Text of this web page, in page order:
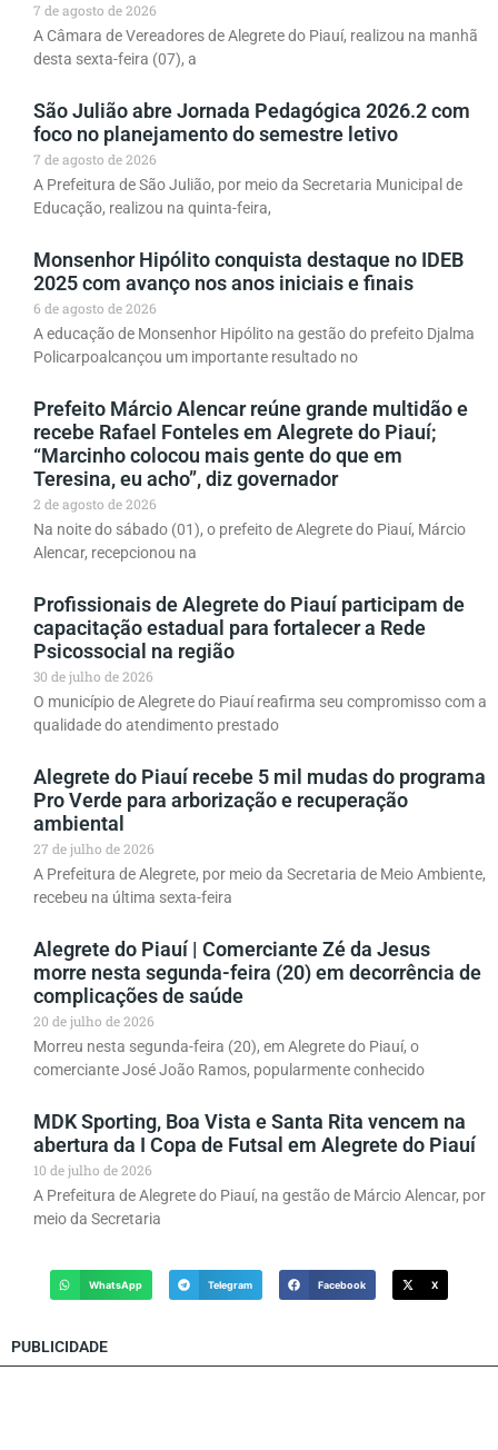
7 de agosto de 2026
A Câmara de Vereadores de Alegrete do Piauí, realizou na manhã
desta sexta-feira (07), a
São Julião abre Jornada Pedagógica 2026.2 com
foco no planejamento do semestre letivo
7 de agosto de 2026
A Prefeitura de São Julião, por meio da Secretaria Municipal de
Educação, realizou na quinta-feira,
Monsenhor Hipólito conquista destaque no IDEB
2025 com avanço nos anos iniciais e finais
6 de agosto de 2026
A educação de Monsenhor Hipólito na gestão do prefeito Djalma
Policarpoalcançou um importante resultado no
Prefeito Márcio Alencar reúne grande multidão e
recebe Rafael Fonteles em Alegrete do Piauí;
“Marcinho colocou mais gente do que em
Teresina, eu acho”, diz governador
2 de agosto de 2026
Na noite do sábado (01), o prefeito de Alegrete do Piauí, Márcio
Alencar, recepcionou na
Profissionais de Alegrete do Piauí participam de
capacitação estadual para fortalecer a Rede
Psicossocial na região
30 de julho de 2026
O município de Alegrete do Piauí reafirma seu compromisso com a
qualidade do atendimento prestado
Alegrete do Piauí recebe 5 mil mudas do programa
Pro Verde para arborização e recuperação
ambiental
27 de julho de 2026
A Prefeitura de Alegrete, por meio da Secretaria de Meio Ambiente,
recebeu na última sexta-feira
Alegrete do Piauí | Comerciante Zé da Jesus
morre nesta segunda-feira (20) em decorrência de
complicações de saúde
20 de julho de 2026
Morreu nesta segunda-feira (20), em Alegrete do Piauí, o
comerciante José João Ramos, popularmente conhecido
MDK Sporting, Boa Vista e Santa Rita vencem na
abertura da I Copa de Futsal em Alegrete do Piauí
10 de julho de 2026
A Prefeitura de Alegrete do Piauí, na gestão de Márcio Alencar, por
meio da Secretaria
WhatsApp Telegram Facebook X
PUBLICIDADE